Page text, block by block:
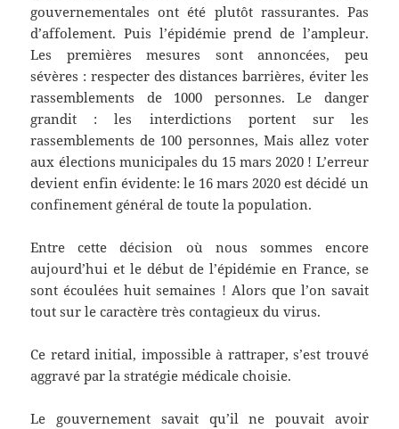
gouvernementales ont été plutôt rassurantes. Pas
d’affolement. Puis l’épidémie prend de l’ampleur.
Les premières mesures sont annoncées, peu
sévères : respecter des distances barrières, éviter les
rassemblements de 1000 personnes. Le danger
grandit : les interdictions portent sur les
rassemblements de 100 personnes, Mais allez voter
aux élections municipales du 15 mars 2020 ! L’erreur
devient enfin évidente: le 16 mars 2020 est décidé un
confinement général de toute la population.
Entre cette décision où nous sommes encore
aujourd’hui et le début de l’épidémie en France, se
sont écoulées huit semaines ! Alors que l’on savait
tout sur le caractère très contagieux du virus.
Ce retard initial, impossible à rattraper, s’est trouvé
aggravé par la stratégie médicale choisie.
Le gouvernement savait qu’il ne pouvait avoir